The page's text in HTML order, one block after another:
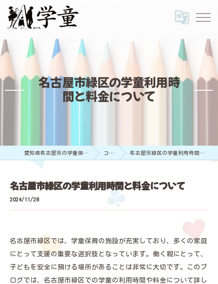
名古屋市緑区の学童利用時
間と料金について
愛知県名古屋市の学童保育ならA学童 コラム 名古屋市緑区の学童利用時間と料金について
名古屋市緑区の学童利用時間と料金について
2024/11/28
名古屋市緑区では、学童保育の施設が充実しており、多くの家庭
にとって支援の重要な選択肢となっています。働く親にとって、
子どもを安全に預ける場所があることは非常に大切です。このブ
ログでは、名古屋市緑区での学童の利用時間や料金について詳し